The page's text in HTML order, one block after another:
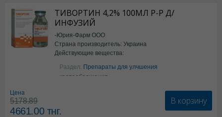
ТИВОРТИН 4,2% 100МЛ Р-Р Д/
ИНФУЗИЙ
-Юрия-Фарм ООО
Страна производитель: Украина
Действующие вещества:
Аргинин
Раздел: Препараты для улчшения
кровообращения
Цена
5178.89
4661.00тнг.
В корзину